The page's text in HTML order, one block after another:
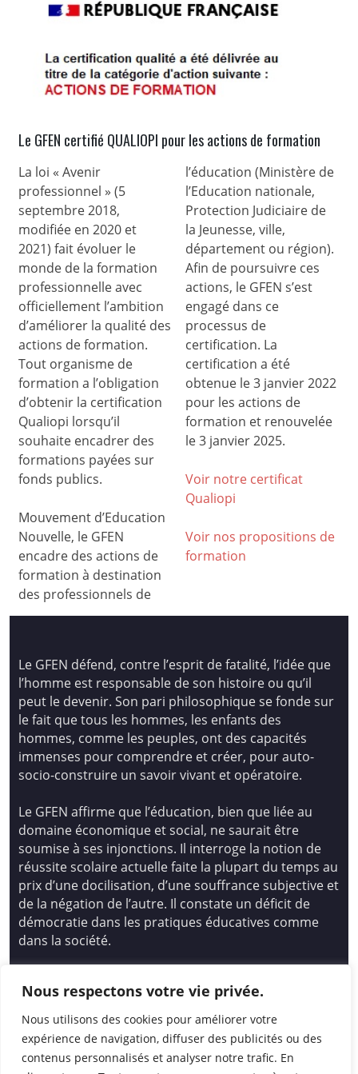
Nous respectons votre vie privée.
Nous utilisons des cookies pour améliorer votre
expérience de navigation, diffuser des publicités ou des
contenus personnalisés et analyser notre trafic. En
Le GFEN certifié QUALIOPI pour les actions de formation
La loi « Avenir
professionnel » (5
septembre 2018,
modifiée en 2020 et
2021) fait évoluer le
monde de la formation
professionnelle avec
officiellement l’ambition
d’améliorer la qualité des
actions de formation.
Tout organisme de
formation a l’obligation
d’obtenir la certification
Qualiopi lorsqu’il
souhaite encadrer des
formations payées sur
fonds publics.
Mouvement d’Education
Nouvelle, le GFEN
encadre des actions de
formation à destination
des professionnels de
l’éducation (Ministère de
l’Education nationale,
Protection Judiciaire de
la Jeunesse, ville,
département ou région).
Afin de poursuivre ces
actions, le GFEN s’est
engagé dans ce
processus de
certification. La
certification a été
obtenue le 3 janvier 2022
pour les actions de
formation et renouvelée
le 3 janvier 2025.
Voir notre certificat
Qualiopi
Voir nos propositions de
formation
Le GFEN défend, contre l’esprit de fatalité, l’idée que
l’homme est responsable de son histoire ou qu’il
peut le devenir. Son pari philosophique se fonde sur
le fait que tous les hommes, les enfants des
hommes, comme les peuples, ont des capacités
immenses pour comprendre et créer, pour auto-
socio-construire un savoir vivant et opératoire.
Le GFEN affirme que l’éducation, bien que liée au
domaine économique et social, ne saurait être
soumise à ses injonctions. Il interroge la notion de
réussite scolaire actuelle faite la plupart du temps au
prix d’une docilisation, d’une souffrance subjective et
de la négation de l’autre. Il constate un déficit de
démocratie dans les pratiques éducatives comme
dans la société.
Nouvelle
14 avenue Spinoza 94200 Ivry Sur Seine
01 46 72 53 17 – gfen@gfen.asso.fr